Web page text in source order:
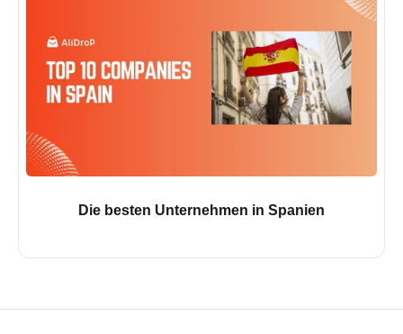
Die besten Unternehmen in Spanien